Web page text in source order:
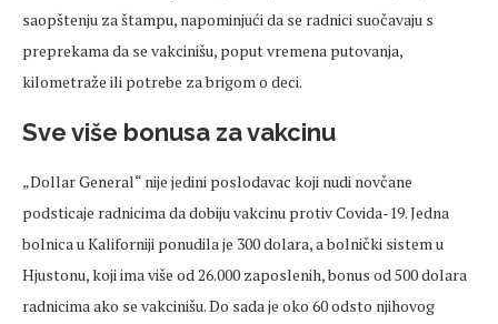
saopštenju za štampu, napominjući da se radnici suočavaju s
preprekama da se vakcinišu, poput vremena putovanja,
kilometraže ili potrebe za brigom o deci.
Sve više bonusa za vakcinu
„Dollar General“ nije jedini poslodavac koji nudi novčane
podsticaje radnicima da dobiju vakcinu protiv Covida-19. Jedna
bolnica u Kaliforniji ponudila je 300 dolara, a bolnički sistem u
Hjustonu, koji ima više od 26.000 zaposlenih, bonus od 500 dolara
radnicima ako se vakcinišu. Do sada je oko 60 odsto njihovog